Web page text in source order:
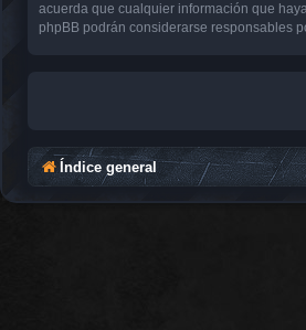
acuerda que cualquier información que
phpBB podrán considerarse responsables
Índice general